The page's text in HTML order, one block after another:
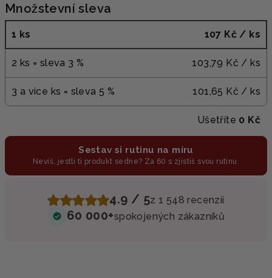
Množstevní sleva
1 ks 107 Kč / ks
2 ks = sleva 3 % 103,79 Kč / ks
3 a více ks = sleva 5 % 101,65 Kč / ks
Ušetříte 0 Kč
Sestav si rutinu na míru
Nevíš, jestli ti produkt sedne? Za 60 s zjistíš svou rutinu.
4.9 / 5z 1 548 recenzií
60 000+spokojených zákazníků